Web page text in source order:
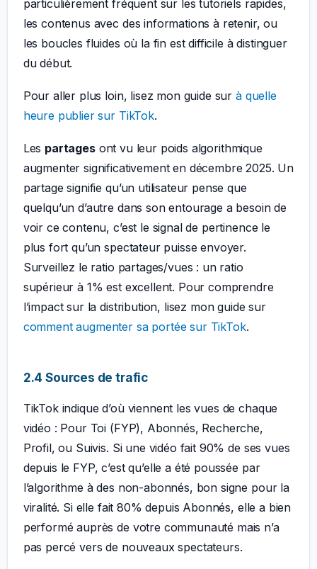
particulièrement fréquent sur les tutoriels rapides,
les contenus avec des informations à retenir, ou
les boucles fluides où la fin est difficile à distinguer
du début.
Pour aller plus loin, lisez mon guide sur à quelle
heure publier sur TikTok.
Les partagesont vu leur poids algorithmique
augmenter significativement en décembre 2025. Un
partage signifie qu’un utilisateur pense que
quelqu’un d’autre dans son entourage a besoin de
voir ce contenu, c’est le signal de pertinence le
plus fort qu’un spectateur puisse envoyer.
Surveillez le ratio partages/vues : un ratio
supérieur à 1% est excellent. Pour comprendre
l’impact sur la distribution, lisez mon guide sur
comment augmenter sa portée sur TikTok.
2.4 Sources de trafic
TikTok indique d’où viennent les vues de chaque
vidéo : Pour Toi (FYP), Abonnés, Recherche,
Profil, ou Suivis. Si une vidéo fait 90% de ses vues
depuis le FYP, c’est qu’elle a été poussée par
l’algorithme à des non-abonnés, bon signe pour la
viralité. Si elle fait 80% depuis Abonnés, elle a bien
performé auprès de votre communauté mais n’a
pas percé vers de nouveaux spectateurs.